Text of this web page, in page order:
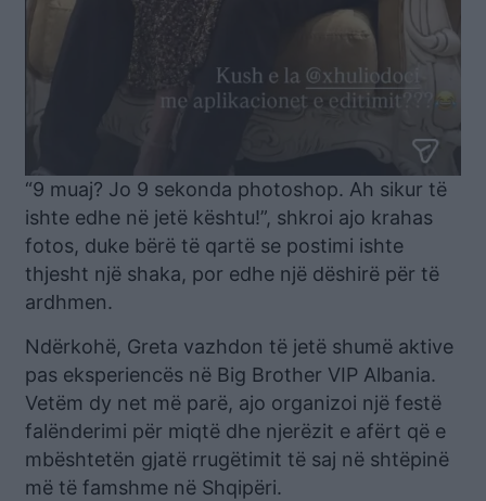
“9 muaj? Jo 9 sekonda photoshop. Ah sikur të
ishte edhe në jetë kështu!”, shkroi ajo krahas
fotos, duke bërë të qartë se postimi ishte
thjesht një shaka, por edhe një dëshirë për të
ardhmen.
Ndërkohë, Greta vazhdon të jetë shumë aktive
pas eksperiencës në Big Brother VIP Albania.
Vetëm dy net më parë, ajo organizoi një festë
falënderimi për miqtë dhe njerëzit e afërt që e
mbështetën gjatë rrugëtimit të saj në shtëpinë
më të famshme në Shqipëri.